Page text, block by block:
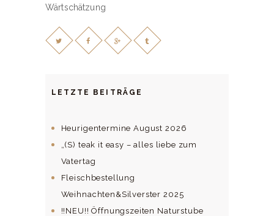
Wärtschätzung
LETZTE BEITRÄGE
Heurigentermine August 2026
„(S) teak it easy – alles liebe zum
Vatertag
Fleischbestellung
Weihnachten&Silverster 2025
!!NEU!! Öffnungszeiten Naturstube